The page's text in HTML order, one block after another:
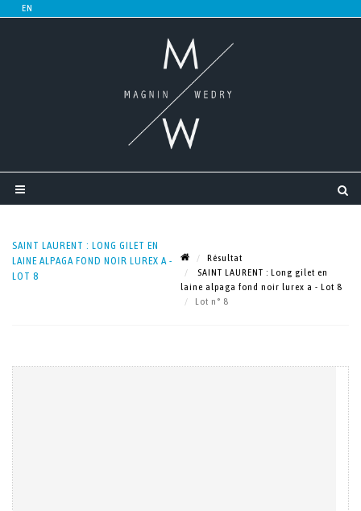
SAINT LAURENT : LONG GILET EN
LAINE ALPAGA FOND NOIR LUREX A -
LOT 8
Résultat
SAINT LAURENT : Long gilet en
laine alpaga fond noir lurex a - Lot 8
Lot n° 8